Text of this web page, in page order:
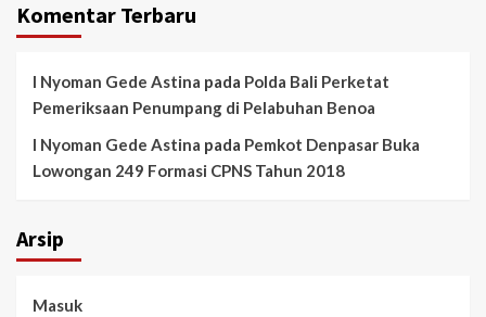
Komentar Terbaru
I Nyoman Gede Astina pada Polda Bali Perketat
Pemeriksaan Penumpang di Pelabuhan Benoa
I Nyoman Gede Astina pada Pemkot Denpasar Buka
Lowongan 249 Formasi CPNS Tahun 2018
Arsip
Masuk